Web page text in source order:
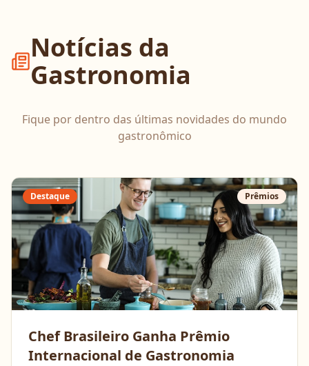
Notícias da
Gastronomia
Fique por dentro das últimas novidades do mundo
gastronômico
Destaque Prêmios
Chef Brasileiro Ganha Prêmio
Internacional de Gastronomia